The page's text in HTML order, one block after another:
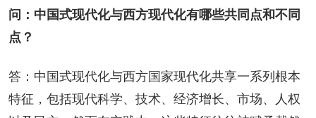
问：中国式现代化与西方现代化有哪些共同点和不同
点？
答：中国式现代化与西方国家现代化共享一系列根本
特征，包括现代科学、技术、经济增长、市场、人权